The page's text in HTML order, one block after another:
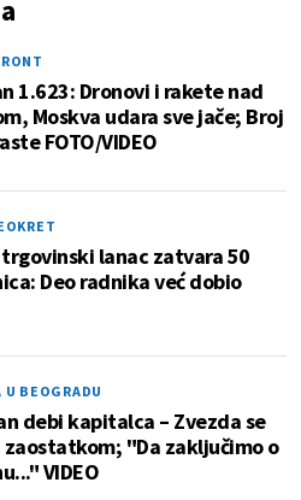
1.623: Dronovi i rakete nad
Moskva udara sve jače; Broj
FOTO/VIDEO
lanac zatvara 50
Deo radnika već dobio
BEOGRADU
debi kapitalca – Zvezda se
zaostatkom; "Da zaključimo o
VIDEO